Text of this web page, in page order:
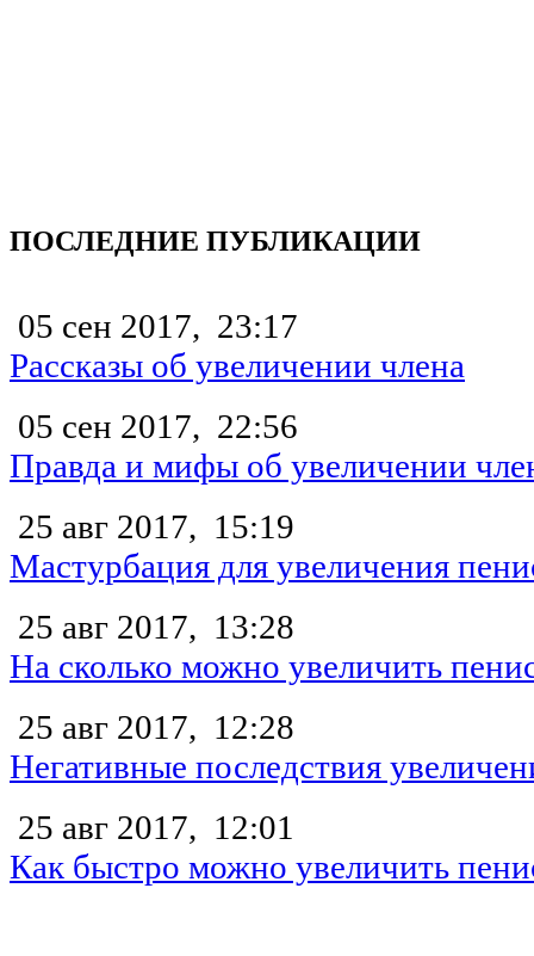
ПОСЛЕДНИЕ ПУБЛИКАЦИИ
05 сен 2017, 23:17
Рассказы об увеличении члена
05 сен 2017, 22:56
Правда и мифы об увеличении
25 авг 2017, 15:19
Мастурбация для увеличения
25 авг 2017, 13:28
На сколько можно увеличить
25 авг 2017, 12:28
Негативные последствия
25 авг 2017, 12:01
Как быстро можно увеличить